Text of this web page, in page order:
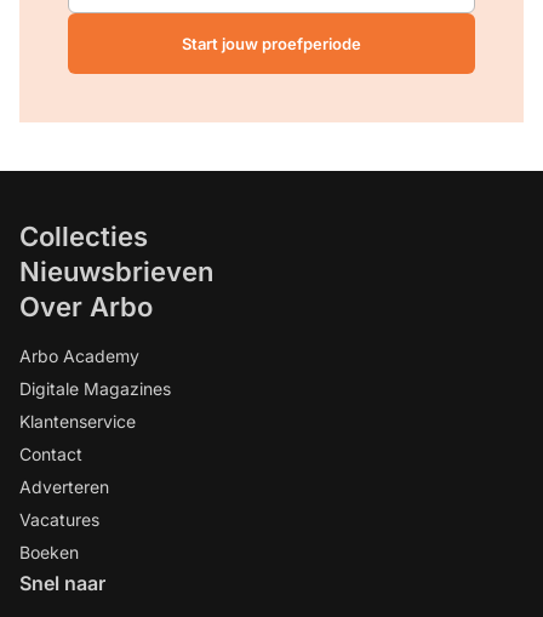
Start jouw proefperiode
Collecties
Nieuwsbrieven
Over Arbo
Arbo Academy
Digitale Magazines
Klantenservice
Contact
Adverteren
Vacatures
Boeken
Snel naar